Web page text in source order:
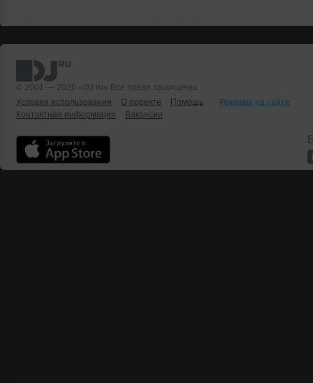
© 2001 — 2026 «DJ.ru» Все права защищены.
Условия использования
О проекте Помощь
Реклама на сайте
Контактная информация
Вакансии